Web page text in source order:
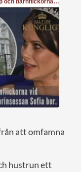
att omfamna
hustrun ett